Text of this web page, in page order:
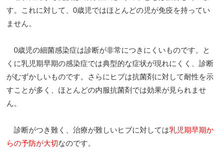
す。これに対して、0歳児ではほとんどの児が免疫を持ってい
ません。
0歳児の細菌感染症は診断が非常につきにくいものです。と
くに乳児期早期の感染症では典型的な症状が現れにくく、診断
がむずかしいものです。さらにヒブは抗菌剤に対して耐性を示
すことが多く、ほとんどの内服抗菌剤では効果が見られませ
ん。
診断がつき難く、治療が難しいヒブに対しては乳児期早期か
らの予防が大切なのです。